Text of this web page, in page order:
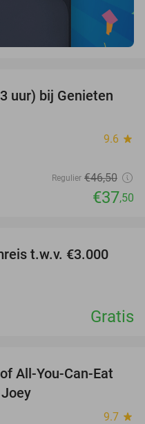
19%
uur) bij Genieten
9.6 star
Regulier €46,50
€37,50
t.w.v. €3.000
Gratis
32%
All-You-Can-Eat
9.7 star